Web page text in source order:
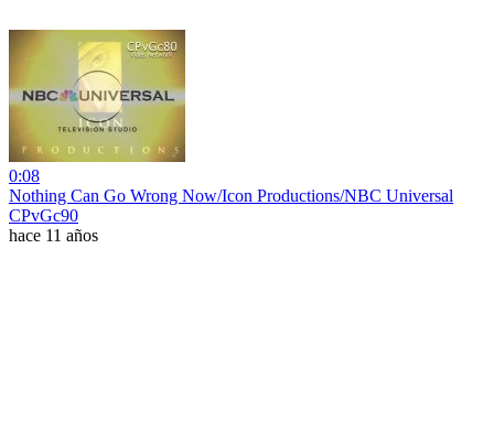
0:08
Nothing Can Go Wrong Now/Icon Productions/NBC Universal
CPvGc90
hace 11 años